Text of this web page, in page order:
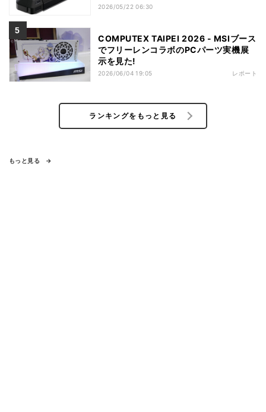
2026/05/22 06:30
COMPUTEX TAIPEI 2026 - MSIブース
でフリーレンコラボのPCパーツ実機展
示を見た!
2026/06/04 19:05 レポート
ランキングをもっと見る
もっと見る